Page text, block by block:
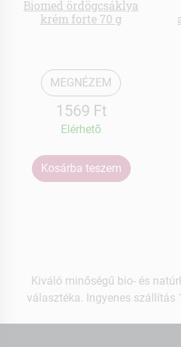
Biomed ördögcsáklya
krém forte 70 g
MEGNÉZEM
1569 Ft
Elérhetõ
Kosárba teszem
Kiváló minőségű bio- és
választéka. Ingyenes szállítás